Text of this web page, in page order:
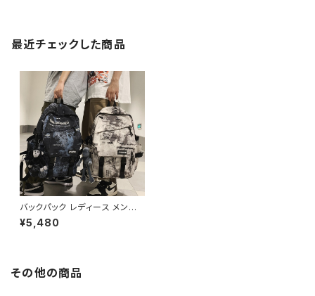
最近チェックした商品
バックパック レディース メンズ
リュック 春夏 秋冬 春 夏 秋 冬
黒 バッグ リュックサック 迷彩柄
バッグ 高校生 中学生 ユニセッ
クス 男の子 女の子 A4 B4 グ
¥5,480
その他の商品